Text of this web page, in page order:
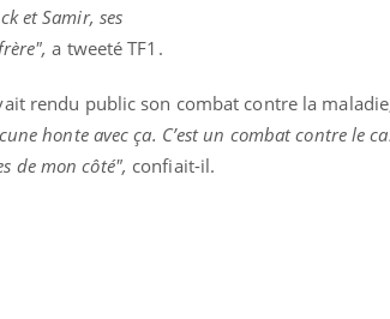
et Samir, ses
a tweeté TF1.
rendu public son combat contre la
honte avec ça. C’est un combat contre le
de mon côté", confiait-il.
détecté chez un
en France